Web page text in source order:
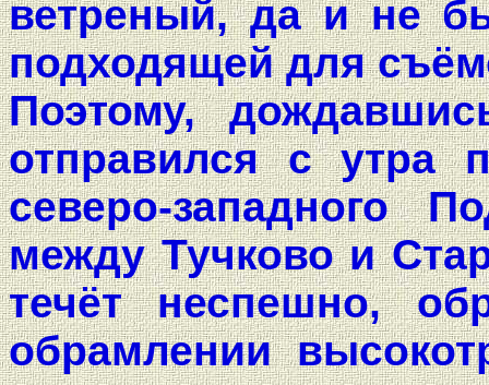
ветреный, да и не
подходящей для
Поэтому,
отправился с утра
северо-западного
между Тучково и
течёт неспешно,
обрамлении